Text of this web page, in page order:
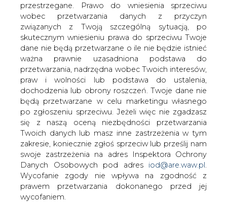
przestrzegane. Prawo do wniesienia sprzeciwu
wobec przetwarzania danych z przyczyn
związanych z Twoją szczególną sytuacją, po
skutecznym wniesieniu prawa do sprzeciwu Twoje
dane nie będą przetwarzane o ile nie będzie istnieć
ważna prawnie uzasadniona podstawa do
przetwarzania, nadrzędna wobec Twoich interesów,
praw i wolności lub podstawa do ustalenia,
dochodzenia lub obrony roszczeń. Twoje dane nie
będą przetwarzane w celu marketingu własnego
po zgłoszeniu sprzeciwu. Jeżeli więc nie zgadzasz
się z naszą oceną niezbędności przetwarzania
Twoich danych lub masz inne zastrzeżenia w tym
zakresie, koniecznie zgłoś sprzeciw lub prześlij nam
swoje zastrzeżenia na adres Inspektora Ochrony
Danych Osobowych pod adres iod@are.waw.pl.
Wycofanie zgody nie wpływa na zgodność z
prawem przetwarzania dokonanego przed jej
wycofaniem.
PKN Orlen może przenieść kilka
procent tegorocznych inwestycji
na 2021 rok
PKN Orlen ma obecnie
zakontraktowanych ponad 90 proc.
planowanych na ten rok wydatków
inwestycyjnych - poinformował członek
zarządu PKN Orlen Zbigniew
Leszczyński. Dodał, że jest możliwe
przeniesienie pozostałej części
inwestycji na 2021 rok.